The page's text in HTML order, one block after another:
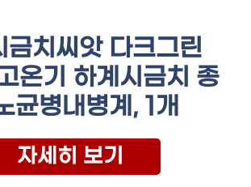
금치씨앗 다크그린
온기 하계시금치 종
균병내병계, 1개
자세히 보기